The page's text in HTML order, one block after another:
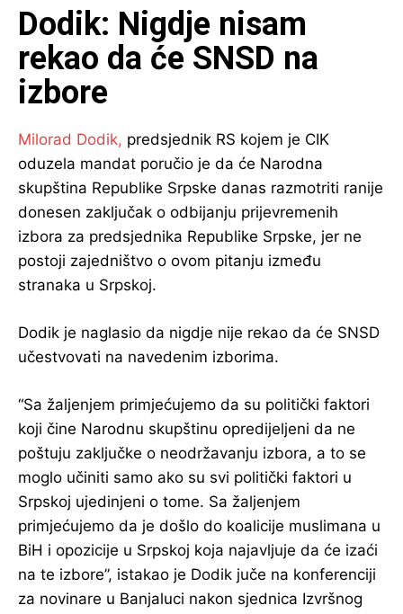
Dodik: Nigdje nisam
rekao da će SNSD na
izbore
Milorad Dodik, predsjednik RS kojem je CIK
oduzela mandat poručio je da će Narodna
skupština Republike Srpske danas razmotriti ranije
donesen zaključak o odbijanju prijevremenih
izbora za predsjednika Republike Srpske, jer ne
postoji zajedništvo o ovom pitanju između
stranaka u Srpskoj.
Dodik je naglasio da nigdje nije rekao da će SNSD
učestvovati na navedenim izborima.
“Sa žaljenjem primjećujemo da su politički faktori
koji čine Narodnu skupštinu opredijeljeni da ne
poštuju zaključke o neodržavanju izbora, a to se
moglo učiniti samo ako su svi politički faktori u
Srpskoj ujedinjeni o tome. Sa žaljenjem
primjećujemo da je došlo do koalicije muslimana u
BiH i opozicije u Srpskoj koja najavljuje da će izaći
na te izbore”, istakao je Dodik juče na konferenciji
za novinare u Banjaluci nakon sjednica Izvršnog